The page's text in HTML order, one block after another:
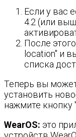
Если у вас
4.2 (или
После
location" и
списка
Теперь вы
установить
нажмите кнопку
WearOS: это